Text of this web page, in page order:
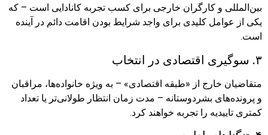
بین‌المللی و کارگران خارجی برای کسب تجربه کانادایی است – که
یکی از عوامل کلیدی برای واجد شرایط بودن اقامت دائم در آینده
است.
۳. سوگیری اقتصادی در انتخاب
متقاضیان خارج از «طبقه اقتصادی» – به ویژه خانواده‌ها، مراقبان
و پرونده‌های بشردوستانه – مدت زمان انتظار طولانی‌تر یا تعداد
کمتری تاییدیه را تجربه خواهند کرد.